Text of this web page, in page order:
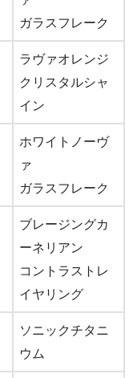
ガラスフレーク
ラヴァオレンジ
クリスタルシャ
イン
ホワイトノーヴ
ァ
ガラスフレーク
ブレージングカ
ーネリアン
コントラストレ
イヤリング
ソニックチタニ
ウム